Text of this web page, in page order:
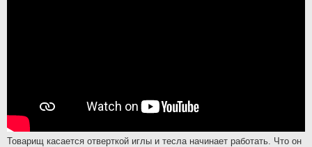
Товарищ касается отверткой иглы и тесла начинает работать. Что он